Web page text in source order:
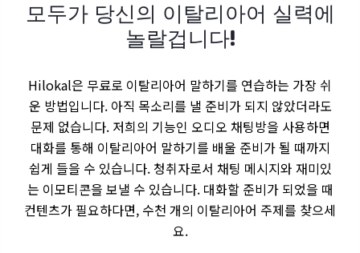
모두가 당신의 이탈리아어 실력에
놀랄겁니다!
Hilokal은 무료로 이탈리아어 말하기를 연습하는 가장 쉬
운 방법입니다. 아직 목소리를 낼 준비가 되지 않았더라도
문제 없습니다. 저희의 기능인 오디오 채팅방을 사용하면
대화를 통해 이탈리아어 말하기를 배울 준비가 될 때까지
쉽게 들을 수 있습니다. 청취자로서 채팅 메시지와 재미있
는 이모티콘을 보낼 수 있습니다. 대화할 준비가 되었을 때
컨텐츠가 필요하다면, 수천 개의 이탈리아어 주제를 찾으세
요.